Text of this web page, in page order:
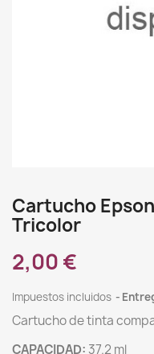
Cartucho
Tricolor
2,00 €
Impuestos incluidos
Cartucho de tinta
CAPACIDAD: 37.2 ml